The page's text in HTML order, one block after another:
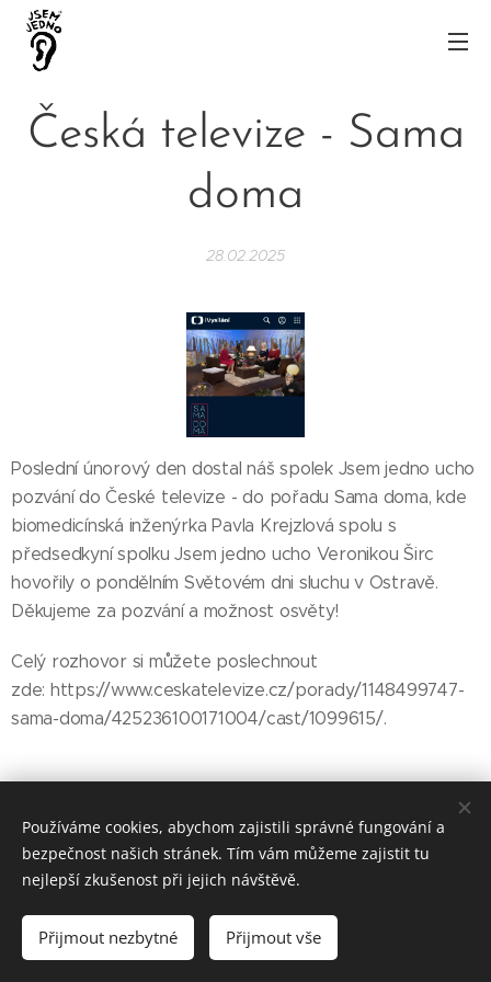
Česká televize - Sama
doma
28.02.2025
Poslední únorový den dostal náš spolek Jsem jedno ucho
pozvání do České televize - do pořadu Sama doma, kde
biomedicínská inženýrka Pavla Krejzlová spolu s
předsedkyní spolku Jsem jedno ucho Veronikou Širc
hovořily o pondělním Světovém dni sluchu v Ostravě.
Děkujeme za pozvání a možnost osvěty!
Celý rozhovor si můžete poslechnout
zde: https://www.ceskatelevize.cz/porady/1148499747-
sama-doma/425236100171004/cast/1099615/.
© Jsem jedno ucho, z. s. 2026
Vytvořeno službou Webnode
Používáme cookies, abychom zajistili správné fungování a
bezpečnost našich stránek. Tím vám můžeme zajistit tu
nejlepší zkušenost při jejich návštěvě.
Přijmout nezbytné Přijmout vše